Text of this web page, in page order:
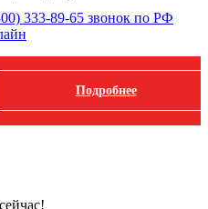
333-89-65 звонок по РФ
Подробнее